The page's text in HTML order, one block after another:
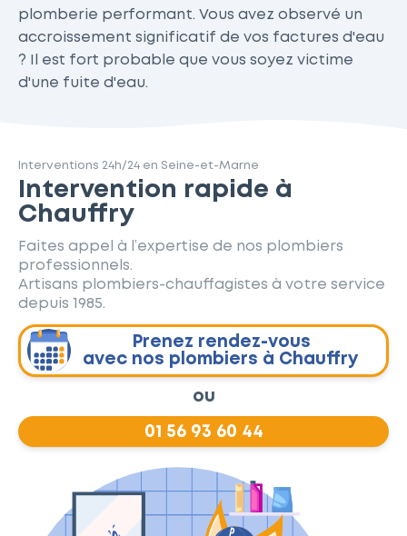
plomberie performant. Vous avez observé un
accroissement significatif de vos factures d'eau
? Il est fort probable que vous soyez victime
d'une fuite d'eau.
Interventions 24h/24 en Seine-et-Marne
Intervention rapide à
Chauffry
Faites appel à l’expertise de nos plombiers
professionnels.
Artisans plombiers-chauffagistes à votre service
depuis 1985.
Prenez rendez-vous
avec nos plombiers à Chauffry
ou
01 56 93 60 44